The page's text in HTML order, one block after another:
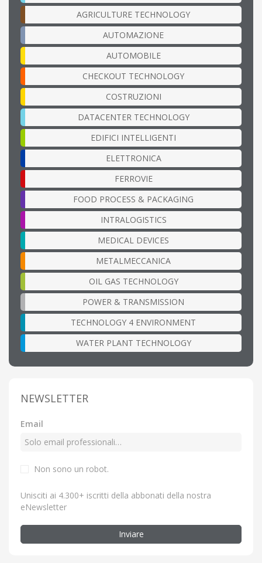
AGRICULTURE TECHNOLOGY
AUTOMAZIONE
AUTOMOBILE
CHECKOUT TECHNOLOGY
COSTRUZIONI
DATACENTER TECHNOLOGY
EDIFICI INTELLIGENTI
ELETTRONICA
FERROVIE
FOOD PROCESS & PACKAGING
INTRALOGISTICS
MEDICAL DEVICES
METALMECCANICA
OIL GAS TECHNOLOGY
POWER & TRANSMISSION
TECHNOLOGY 4 ENVIRONMENT
WATER PLANT TECHNOLOGY
NEWSLETTER
Email
Non sono un robot.
Unisciti ai 4.300+ iscritti della abbonati della nostra
eNewsletter
Inviare